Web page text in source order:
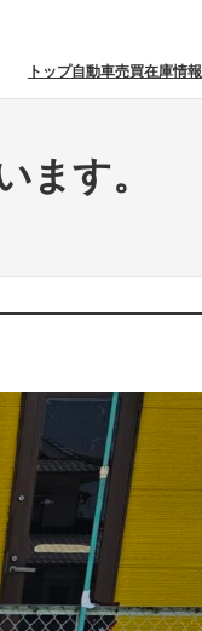
トップ自動車売買在庫情報
ます。